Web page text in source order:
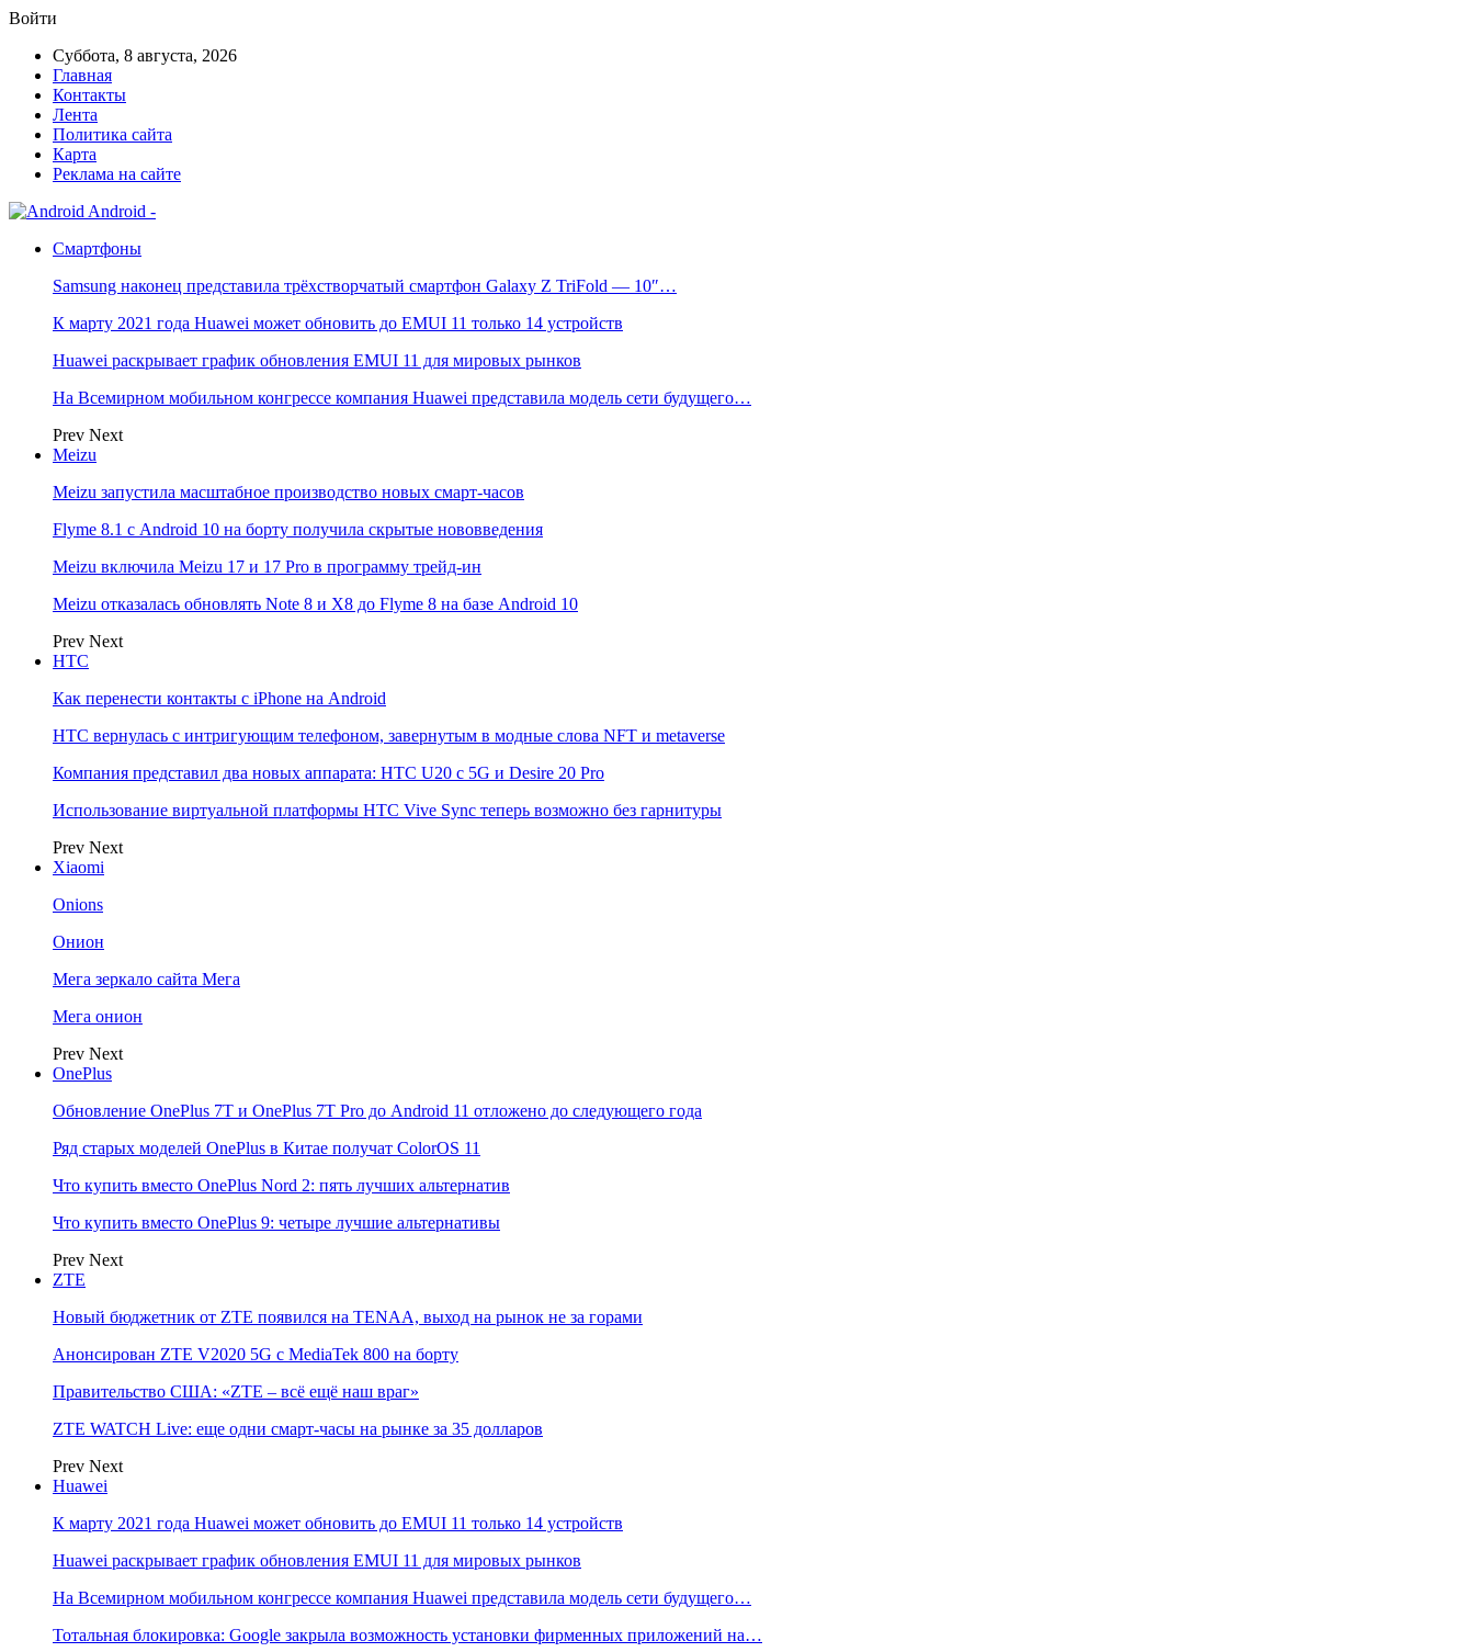
Войти
Суббота, 8 августа, 2026
Главная
Контакты
Лента
Политика сайта
Карта
Реклама на сайте
Android -
Смартфоны
Samsung наконец представила трёхстворчатый смартфон Galaxy Z TriFold — 10″…
К марту 2021 года Huawei может обновить до EMUI 11 только 14 устройств
Huawei раскрывает график обновления EMUI 11 для мировых рынков
На Всемирном мобильном конгрессе компания Huawei представила модель сети будущего…
Prev Next
Meizu
Meizu запустила масштабное производство новых смарт-часов
Flyme 8.1 с Android 10 на борту получила скрытые нововведения
Meizu включила Meizu 17 и 17 Pro в программу трейд-ин
Meizu отказалась обновлять Note 8 и X8 до Flyme 8 на базе Android 10
Prev Next
НТС
Как перенести контакты с iPhone на Android
HTC вернулась с интригующим телефоном, завернутым в модные слова NFT и metaverse
Компания представил два новых аппарата: HTC U20 с 5G и Desire 20 Pro
Использование виртуальной платформы HTC Vive Sync теперь возможно без гарнитуры
Prev Next
Xiaomi
Onions
Онион
Мега зеркало сайта Мега
Мега онион
Prev Next
OnePlus
Обновление OnePlus 7T и OnePlus 7T Pro до Android 11 отложено до следующего года
Ряд старых моделей OnePlus в Китае получат ColorOS 11
Что купить вместо OnePlus Nord 2: пять лучших альтернатив
Что купить вместо OnePlus 9: четыре лучшие альтернативы
Prev Next
ZTE
Новый бюджетник от ZTE появился на TENAA, выход на рынок не за горами
Анонсирован ZTE V2020 5G с MediaTek 800 на борту
Правительство США: «ZTE – всё ещё наш враг»
ZTE WATCH Live: еще одни смарт-часы на рынке за 35 долларов
Prev Next
Huawei
К марту 2021 года Huawei может обновить до EMUI 11 только 14 устройств
Huawei раскрывает график обновления EMUI 11 для мировых рынков
На Всемирном мобильном конгрессе компания Huawei представила модель сети будущего…
Тотальная блокировка: Google закрыла возможность установки фирменных приложений на…